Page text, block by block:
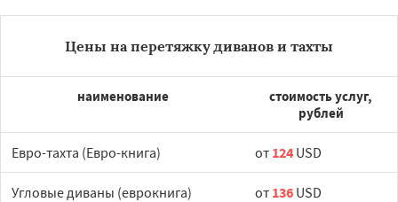
Цены на перетяжку диванов и тахты
наименование
стоимость услуг,
рублей
Евро-тахта (Евро-книга) от 124 USD
Угловые диваны (еврокнига) от 136 USD